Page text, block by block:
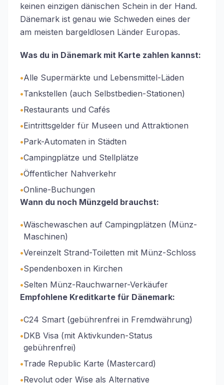
keinen einzigen dänischen Schein in der Hand.
Dänemark ist genau wie Schweden eines der
am meisten bargeldlosen Länder Europas.
Was du in Dänemark mit Karte zahlen kannst:
•Alle Supermärkte und Lebensmittel-Läden
•Tankstellen (auch Selbstbedien-Stationen)
•Restaurants und Cafés
•Eintrittsgelder für Museen und Attraktionen
•Park-Automaten in Städten
•Campingplätze und Stellplätze
•Öffentlicher Nahverkehr
•Online-Buchungen
Wann du noch Münzgeld brauchst:
•Wäschewaschen auf Campingplätzen (Münz-
Maschinen)
•Vereinzelt Strand-Toiletten mit Münz-Schloss
•Spendenboxen in Kirchen
•Selten Münz-Rauchwarner-Verkäufer
Empfohlene Kreditkarte für Dänemark:
•C24 Smart (gebührenfrei in Fremdwährung)
•DKB Visa (mit Aktivkunden-Status
gebührenfrei)
•Trade Republic Karte (Mastercard)
•Revolut oder Wise als Alternative